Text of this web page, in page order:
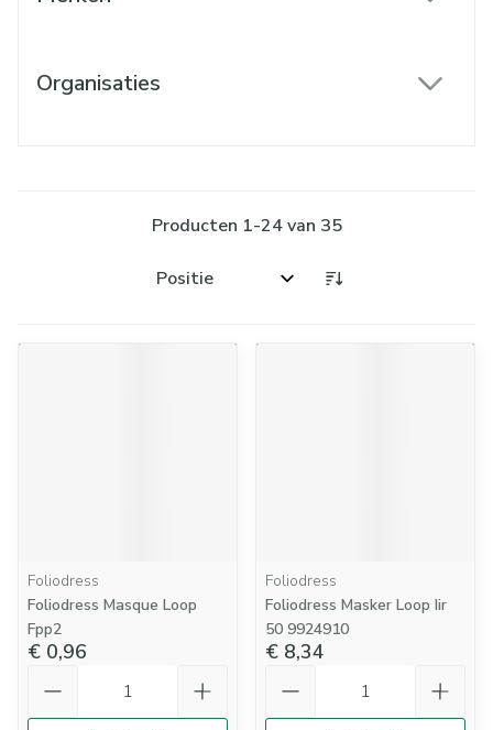
Organisaties
Producten 1-24van 35
Sorteer op:
Foliodress
Foliodress Masque Loop
Fpp2
€ 0,96
Foliodress
Foliodress Masker Loop Iir
50 9924910
€ 8,34